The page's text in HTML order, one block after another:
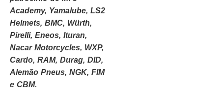
Academy, Yamalube, LS2
Helmets, BMC, Würth,
Pirelli, Eneos, Ituran,
Nacar Motorcycles, WXP,
Cardo, RAM, Durag, DID,
Alemão Pneus, NGK, FIM
e CBM.